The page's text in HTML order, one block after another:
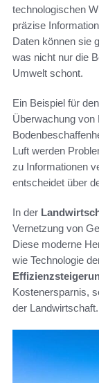
technologischen
präzise
Daten können sie
was nicht nur die
Umwelt schont.
Ein Beispiel für
Überwachung
Luft werden
zu Informationen
entscheidet über
In der
Vernetzung von
Diese moderne
wie Technologie
Kostenersparnis,
der Landwirtschaft.